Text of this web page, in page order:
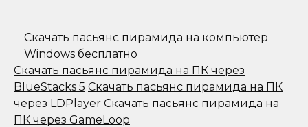
Скачать пасьянс пирамида на компьютер
Windows бесплатно
Скачать пасьянс пирамида на ПК через
BlueStacks 5 Скачать пасьянс пирамида на ПК
через LDPlayer Скачать пасьянс пирамида на
ПК через GameLoop